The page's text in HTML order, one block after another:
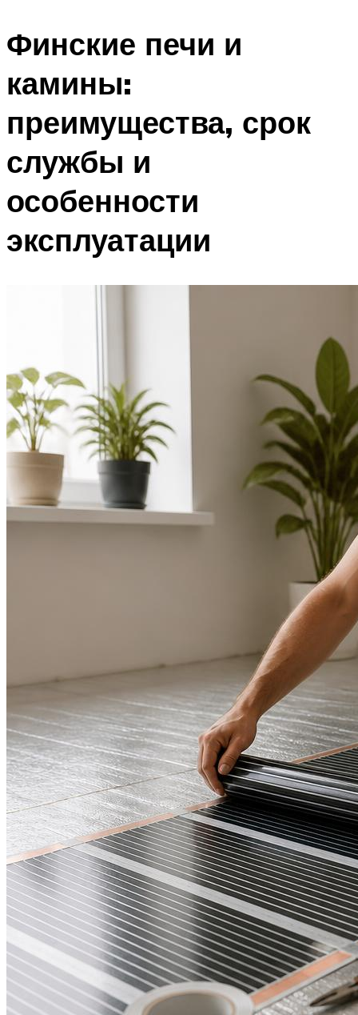
Финские печи и
камины:
преимущества, срок
службы и
особенности
эксплуатации